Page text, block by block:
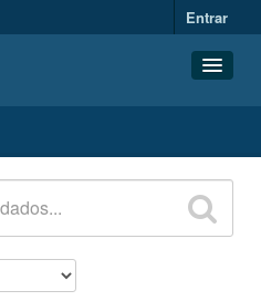
Entrar